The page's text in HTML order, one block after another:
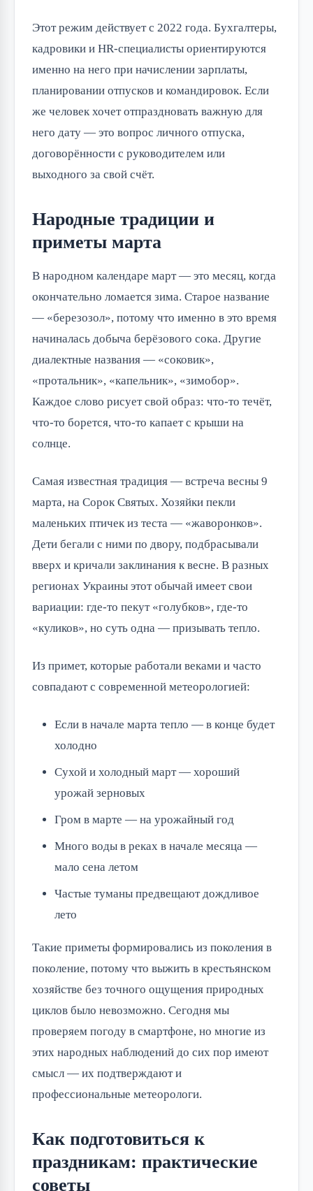
Этот режим действует с 2022 года. Бухгалтеры,
кадровики и HR-специалисты ориентируются
именно на него при начислении зарплаты,
планировании отпусков и командировок. Если
же человек хочет отпраздновать важную для
него дату — это вопрос личного отпуска,
договорённости с руководителем или
выходного за свой счёт.
Народные традиции и
приметы марта
В народном календаре март — это месяц, когда
окончательно ломается зима. Старое название
— «березозол», потому что именно в это время
начиналась добыча берёзового сока. Другие
диалектные названия — «соковик»,
«протальник», «капельник», «зимобор».
Каждое слово рисует свой образ: что-то течёт,
что-то борется, что-то капает с крыши на
солнце.
Самая известная традиция — встреча весны 9
марта, на Сорок Святых. Хозяйки пекли
маленьких птичек из теста — «жаворонков».
Дети бегали с ними по двору, подбрасывали
вверх и кричали заклинания к весне. В разных
регионах Украины этот обычай имеет свои
вариации: где-то пекут «голубков», где-то
«куликов», но суть одна — призывать тепло.
Из примет, которые работали веками и часто
совпадают с современной метеорологией:
Если в начале марта тепло — в конце будет
холодно
Сухой и холодный март — хороший
урожай зерновых
Гром в марте — на урожайный год
Много воды в реках в начале месяца —
мало сена летом
Частые туманы предвещают дождливое
лето
Такие приметы формировались из поколения в
поколение, потому что выжить в крестьянском
хозяйстве без точного ощущения природных
циклов было невозможно. Сегодня мы
проверяем погоду в смартфоне, но многие из
этих народных наблюдений до сих пор имеют
смысл — их подтверждают и
профессиональные метеорологи.
Как подготовиться к
праздникам: практические
советы